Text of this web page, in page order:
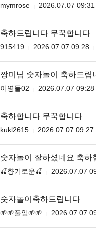
mymrose 2026.07.07 09:31
축하드립니다 무꾹합니다
915419 2026.07.07 09:28
짱미님 숫자놀이 축하드립
이영둘02 2026.07.07 09:28
축하합니다 무꾹합니다
kukl2615 2026.07.07 09:27
숫자놀이 잘하셨네요 축하
🍒향기로운🍒 2026.07.07
숫자놀이축하드립니다
🌱🌱풀잎🌱🌱 2026.07.07